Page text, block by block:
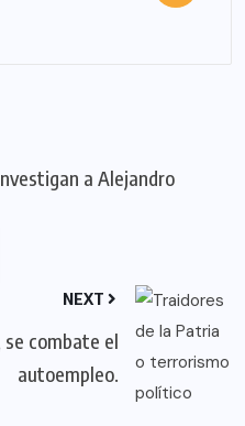
a Alejandro
NEXT
se combate el
autoempleo.